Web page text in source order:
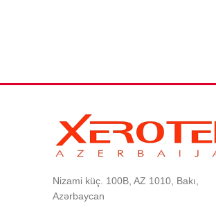
Nizami küç. 100B, AZ 1010, Bakı,
Azərbaycan